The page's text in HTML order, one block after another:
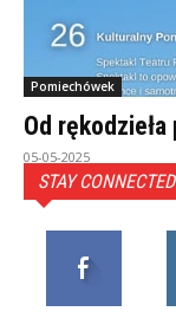
Pomiechówek
Od
05-05-2025
STAY CONNECTED